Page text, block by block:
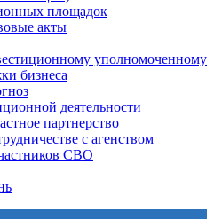
площадок
акты
уполномоченному
бизнеса
деятельности
партнерство
с агенством
СВО